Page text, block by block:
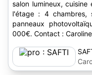
salon lumineux,
l'étage : 4 chambres,
panneaux
000€. Contact :